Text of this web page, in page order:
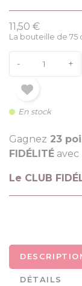
11,50 €
La bouteille de 75
- +
En stock
Gagnez 23
FIDÉLITÉ
Le CLUB
DÉTAILS